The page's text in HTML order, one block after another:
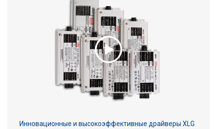
Инновационные и высокоэффективные драйверы XLG